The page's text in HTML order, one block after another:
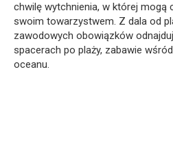
chwilę wytchnienia, w której mogą
swoim towarzystwem. Z dala od
zawodowych obowiązków
spacerach po plaży, zabawie
oceanu.